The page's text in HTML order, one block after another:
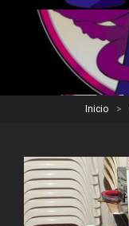
Inicio >